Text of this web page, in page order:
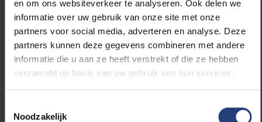
en om ons websiteverkeer te analyseren. Ook delen we
informatie over uw gebruik van onze site met onze
partners voor social media, adverteren en analyse. Deze
partners kunnen deze gegevens combineren met andere
informatie die u aan ze heeft verstrekt of die ze hebben
verzameld op basis van uw gebruik van hun services.
Noodzakelijk
Maatschappij en engagement